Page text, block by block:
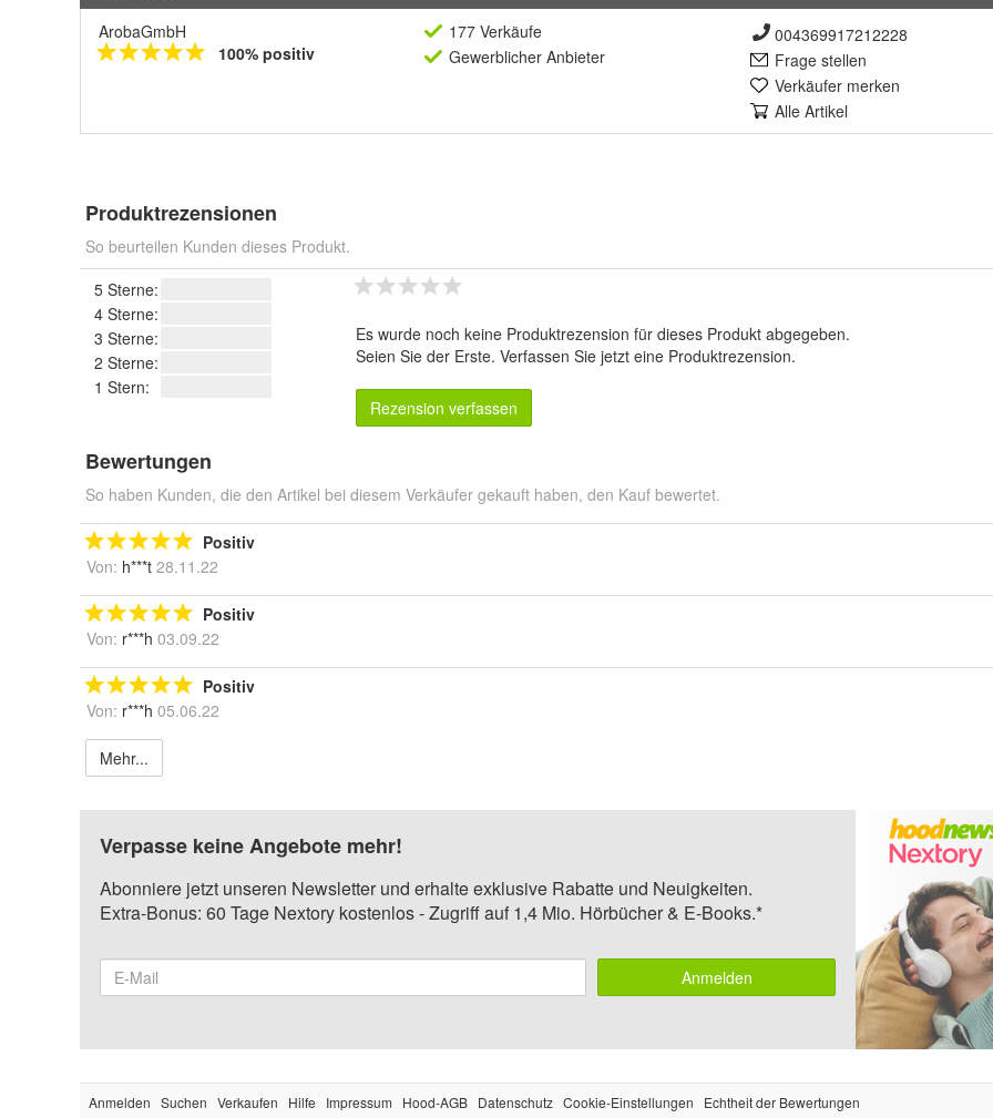
ArobaGmbH
100% positiv
177 Verkäufe
Gewerblicher Anbieter
004369917212228
Frage stellen
Verkäufer merken
Alle Artikel
Produktrezensionen
So beurteilen Kunden dieses Produkt.
5 Sterne:
4 Sterne:
3 Sterne:
2 Sterne:
1 Stern:
Es wurde noch keine Produktrezension für dieses Produkt abgegeben.
Seien Sie der Erste. Verfassen Sie jetzt eine Produktrezension.
Rezension verfassen
Bewertungen
So haben Kunden, die den Artikel bei diesem Verkäufer gekauft haben, den Kauf bewertet.
Positiv
Von: h***t 28.11.22
Positiv
Von: r***h 03.09.22
Positiv
Von: r***h 05.06.22
Mehr...
Verpasse keine Angebote mehr!
Abonniere jetzt unseren Newsletter und erhalte exklusive Rabatte und Neuigkeiten.
Extra-Bonus: 60 Tage Nextory kostenlos - Zugriff auf 1,4 Mio. Hörbücher & E-Books.*
Anmelden
Anmelden Suchen Verkaufen Hilfe Impressum Hood-AGB Datenschutz Cookie-Einstellungen Echtheit der Bewertungen